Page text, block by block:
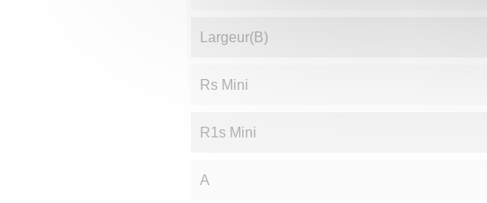
Largeur(B)
Rs Mini
R1s Mini
A